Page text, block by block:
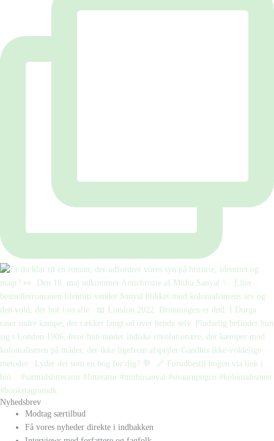
Nyhedsbrev
Modtag særtilbud
Få vores nyheder direkte i indbakken